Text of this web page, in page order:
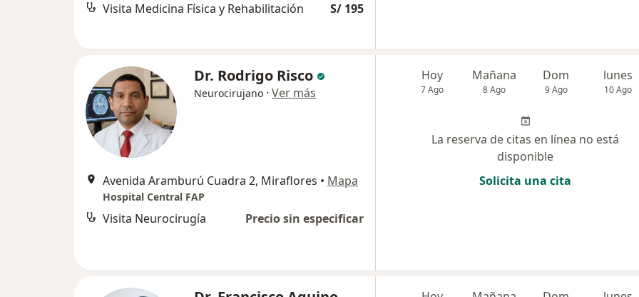
Visita Medicina Física y Rehabilitación S/ 195
Dr. Rodrigo Risco
Neurocirujano · Ver más
Avenida Aramburú Cuadra 2, Miraflores • Mapa
Hospital Central FAP
Visita Neurocirugía Precio sin especificar
Hoy
7 Ago
Mañana
8 Ago
Dom
9 Ago
lunes
10 Ago
La reserva de citas en línea no está
disponible
Solicita una cita